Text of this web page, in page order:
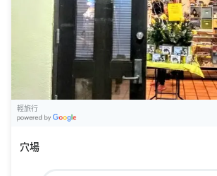
輕旅行
穴場